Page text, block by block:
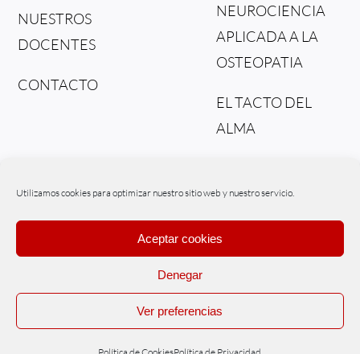
Utilizamos cookies para optimizar nuestro sitio web y nuestro servicio.
Aceptar cookies
Denegar
Ver preferencias
NUESTROS
DOCENTES
CONTACTO
NEUROCIENCIA
APLICADA A LA
OSTEOPATIA
EL TACTO DEL
ALMA
FLUIDO
© Copyright – Osteonex | Powered byWIPInternet
Políticas de Cookies|Políticas de Privacidad|Aviso legal|Tratamiento
de datos